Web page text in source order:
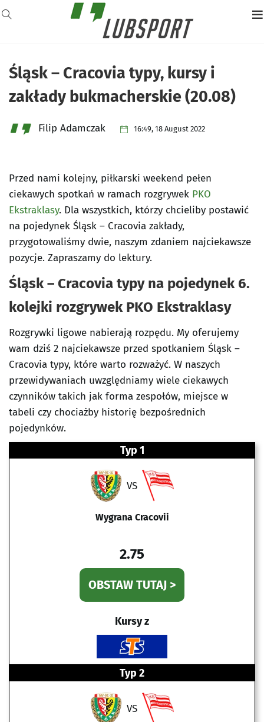
Śląsk – Cracovia typy, kursy i
zakłady bukmacherskie (20.08)
Filip Adamczak 16:49, 18 August 2022
Przed nami kolejny, piłkarski weekend pełen
ciekawych spotkań w ramach rozgrywek PKO
Ekstraklasy. Dla wszystkich, którzy chcieliby postawić
na pojedynek Śląsk – Cracovia zakłady,
przygotowaliśmy dwie, naszym zdaniem najciekawsze
pozycje. Zapraszamy do lektury.
Śląsk – Cracovia typy na pojedynek 6.
kolejki rozgrywek PKO Ekstraklasy
Rozgrywki ligowe nabierają rozpędu. My oferujemy
wam dziś 2 najciekawsze przed spotkaniem Śląsk –
Cracovia typy, które warto rozważyć. W naszych
przewidywaniach uwzględniamy wiele ciekawych
czynników takich jak forma zespołów, miejsce w
tabeli czy chociażby historię bezpośrednich
pojedynków.
Typ 1
VS
Wygrana Cracovii
2.75
OBSTAW TUTAJ >
Kursy z
Typ 2
VS